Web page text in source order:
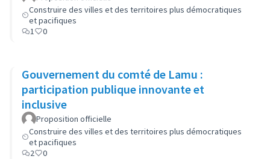
Construire des villes et des territoires plus démocratiques
et pacifiques
1
0
Gouvernement du comté de Lamu :
participation publique innovante et
inclusive
Proposition officielle
Construire des villes et des territoires plus démocratiques
et pacifiques
2
0